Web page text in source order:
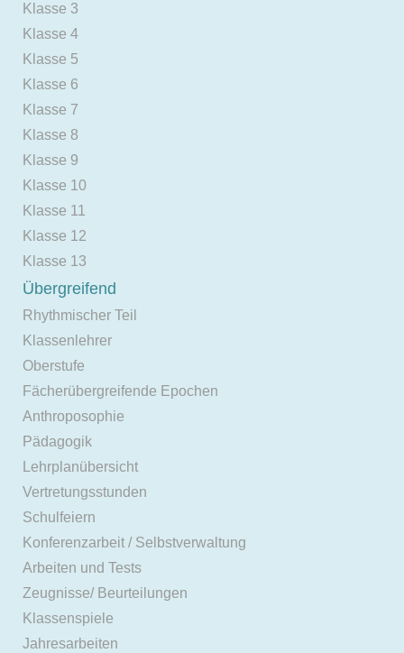
Klasse 3
Klasse 4
Klasse 5
Klasse 6
Klasse 7
Klasse 8
Klasse 9
Klasse 10
Klasse 11
Klasse 12
Klasse 13
Übergreifend
Rhythmischer Teil
Klassenlehrer
Oberstufe
Fächerübergreifende Epochen
Anthroposophie
Pädagogik
Lehrplanübersicht
Vertretungsstunden
Schulfeiern
Konferenzarbeit / Selbstverwaltung
Arbeiten und Tests
Zeugnisse/ Beurteilungen
Klassenspiele
Jahresarbeiten